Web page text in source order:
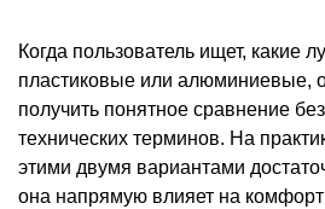
Когда пользователь ищет, какие
пластиковые или алюминиевые,
получить понятное сравнение
технических терминов. На
этими двумя вариантами
она напрямую влияет на